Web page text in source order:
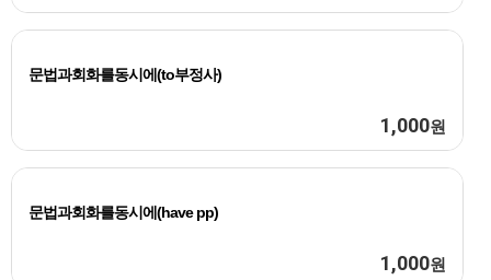
문법과회화를동시에(to부정사)
1,000원
문법과회화를동시에(have pp)
1,000원